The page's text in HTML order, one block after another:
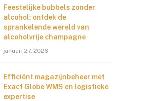
Feestelijke bubbels zonder
alcohol: ontdek de
sprankelende wereld van
alcoholvrije champagne
januari 27, 2026
Efficiënt magazijnbeheer met
Exact Globe WMS en logistieke
expertise